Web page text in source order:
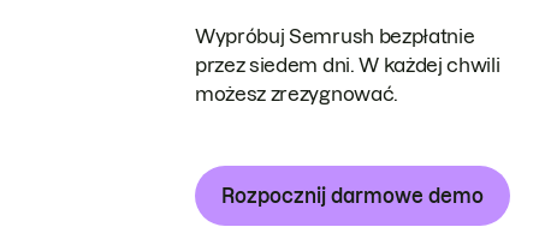
Wypróbuj Semrush bezpłatnie
przez siedem dni. W każdej chwili
możesz zrezygnować.
Rozpocznij darmowe demo